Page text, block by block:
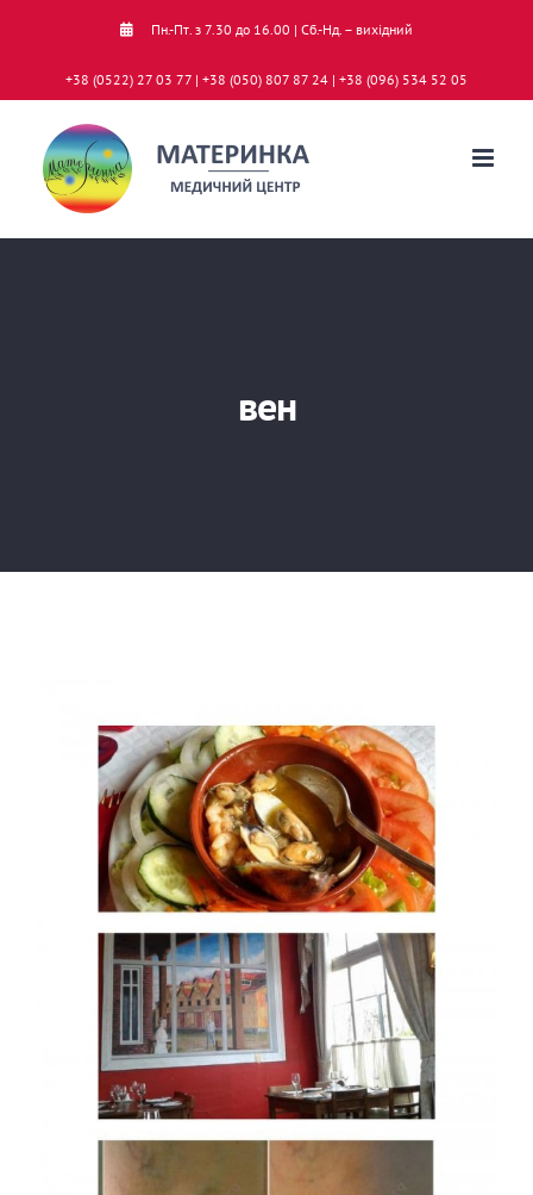
Пн.-Пт. з 7.30 до 16.00 | Сб.-Нд. – вихідний
+38 (0522) 27 03 77 | +38 (050) 807 87 24 | +38 (096) 534 52 05
вен